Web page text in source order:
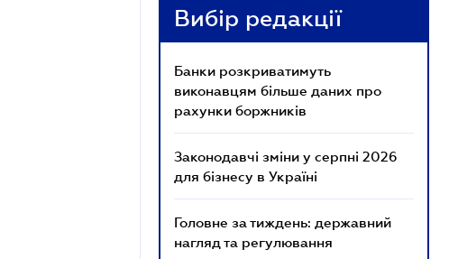
Вибір редакції
Банки розкриватимуть
виконавцям більше даних про
рахунки боржників
Законодавчі зміни у серпні 2026
для бізнесу в Україні
Головне за тиждень: державний
нагляд та регулювання